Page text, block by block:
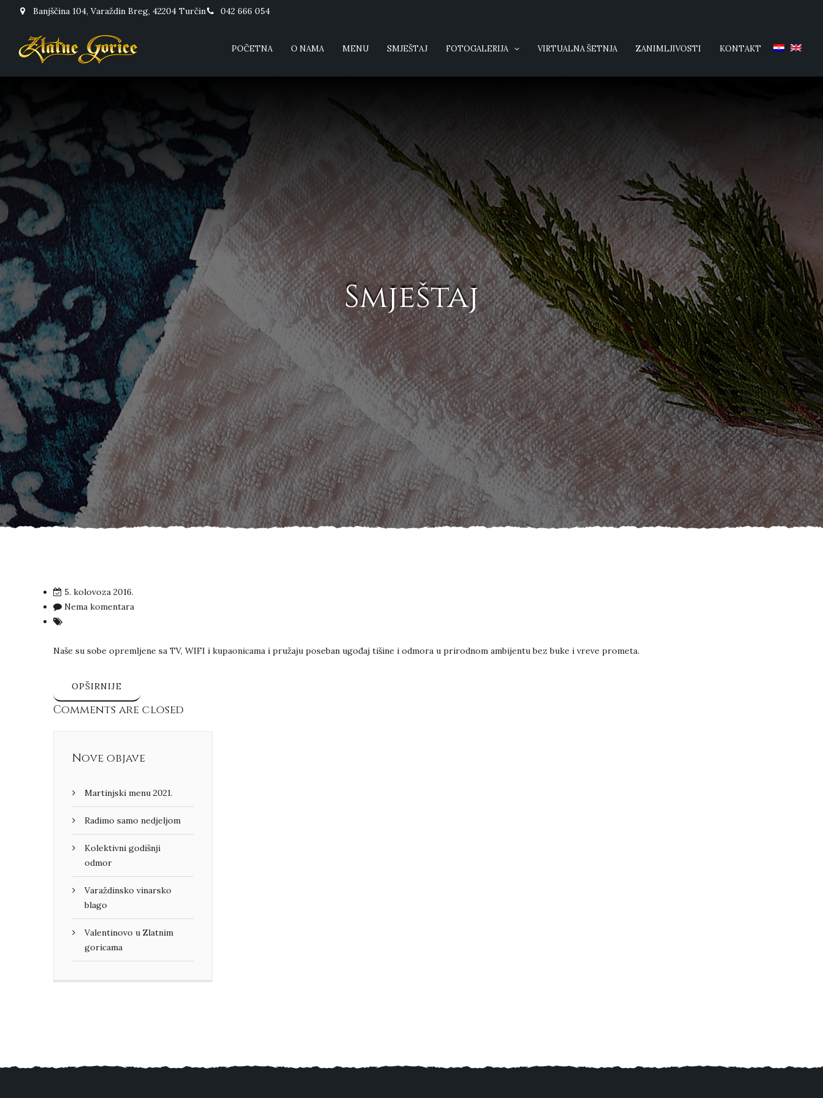
Banjščina 104, Varaždin Breg, 42204 Turčin 042 666 054
POČETNA O NAMA MENU SMJEŠTAJ FOTOGALERIJA VIRTUALNA ŠETNJA ZANIMLJIVOSTI KONTAKT
Smještaj
5. kolovoza 2016.
Nema komentara
Naše su sobe opremljene sa TV, WIFI i kupaonicama i pružaju poseban ugođaj tišine i odmora u prirodnom ambijentu bez buke i vreve prometa.
OPŠIRNIJE
Comments are closed
Nove objave
Martinjski menu 2021.
Radimo samo nedjeljom
Kolektivni godišnji
odmor
Varaždinsko vinarsko
blago
Valentinovo u Zlatnim
goricama